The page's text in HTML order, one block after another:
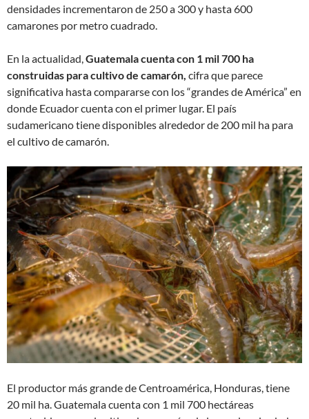
densidades incrementaron de 250 a 300 y hasta 600
camarones por metro cuadrado.
En la actualidad, Guatemala cuenta con 1 mil 700 ha
construidas para cultivo de camarón, cifra que parece
significativa hasta compararse con los “grandes de América” en
donde Ecuador cuenta con el primer lugar. El país
sudamericano tiene disponibles alrededor de 200 mil ha para
el cultivo de camarón.
El productor más grande de Centroamérica, Honduras, tiene
20 mil ha. Guatemala cuenta con 1 mil 700 hectáreas